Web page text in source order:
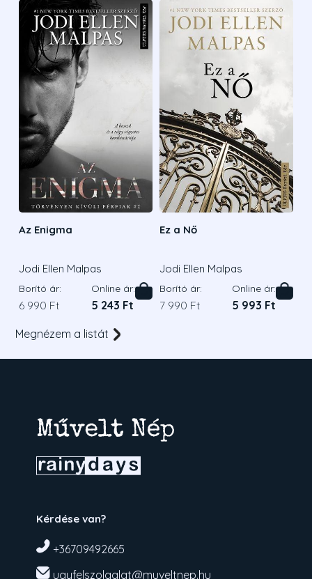
Az Enigma
Jodi Ellen Malpas
Borító ár:
6 990 Ft
Online ár:
5 243 Ft
Ez a Nő
Jodi Ellen Malpas
Borító ár:
7 990 Ft
Online ár:
5 993 Ft
Megnézem a listát
Kérdése van?
+36709492665
ugyfelszolgalat@muveltnep.hu